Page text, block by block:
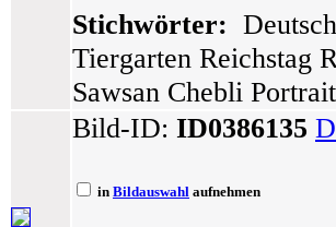
Stichwörter:
Tiergarten Reichstag
Sawsan Chebli Portrait
Bild-ID: ID0386135
in Bildauswahl aufnehmen